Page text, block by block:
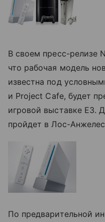
В своем пресс-релизе
что рабочая модель
известна под
и Project Cafe, будет
игровой выставке E3.
пройдет в Лос-
По предварительной